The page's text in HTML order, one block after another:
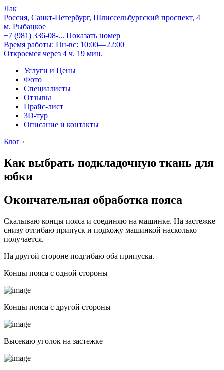
Лак
Россия, Санкт-Петербург, Шлиссельбургский проспект, 4
м. Рыбацкое
+7 (981) 336-08-... Показать номер
Время работы: Пн-вс: 10:00—22:00
Откроемся через 4 ч. 19 мин.
Услуги и Цены
Фото
Специалисты
Отзывы
Прайс-лист
3D-тур
Описание и контакты
Блог ›
Как выбрать подкладочную ткань для
юбки
Окончательная обработка пояса
Скалываю концы пояса и соединяю на машинке. На застежке
снизу отгибаю припуск и подхожу машинкой насколько
получается.
На другой стороне подгибаю оба припуска.
Концы пояса с одной стороны
Концы пояса с другой стороны
Высекаю уголок на застежке